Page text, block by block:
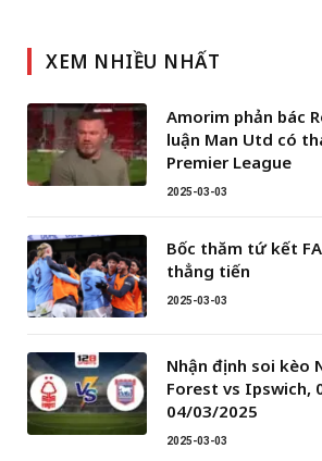
XEM NHIỀU NHẤT
Amorim phản bác
luận Man Utd có
Premier League
2025-03-03
Bốc thăm tứ kết
thẳng tiến
2025-03-03
Nhận định soi kèo
Forest vs Ipswich,
04/03/2025
2025-03-03